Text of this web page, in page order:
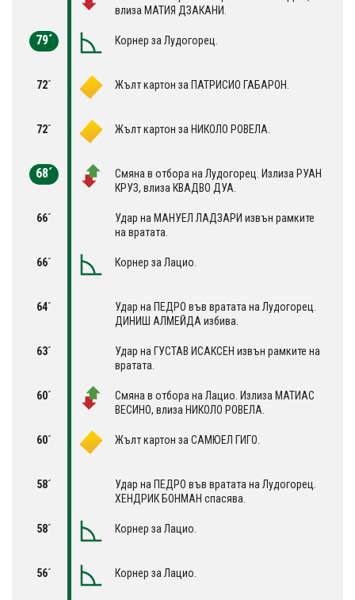
влиза МАТИЯ ДЗАКАНИ.
79´ Корнер за Лудогорец.
72´ Жълт картон за ПАТРИСИО ГАБАРОН.
72´ Жълт картон за НИКОЛО РОВЕЛА.
68´
Смяна в отбора на Лудогорец. Излиза РУАН
КРУЗ, влиза КВАДВО ДУА.
66´
Удар на МАНУЕЛ ЛАДЗАРИ извън рамките
на вратата.
66´ Корнер за Лацио.
64´
Удар на ПЕДРО във вратата на Лудогорец.
ДИНИШ АЛМЕЙДА избива.
63´
Удар на ГУСТАВ ИСАКСЕН извън рамките на
вратата.
60´
Смяна в отбора на Лацио. Излиза МАТИАС
ВЕСИНО, влиза НИКОЛО РОВЕЛА.
60´ Жълт картон за САМЮЕЛ ГИГО.
58´
Удар на ПЕДРО във вратата на Лудогорец.
ХЕНДРИК БОНМАН спасява.
58´ Корнер за Лацио.
56´ Корнер за Лацио.